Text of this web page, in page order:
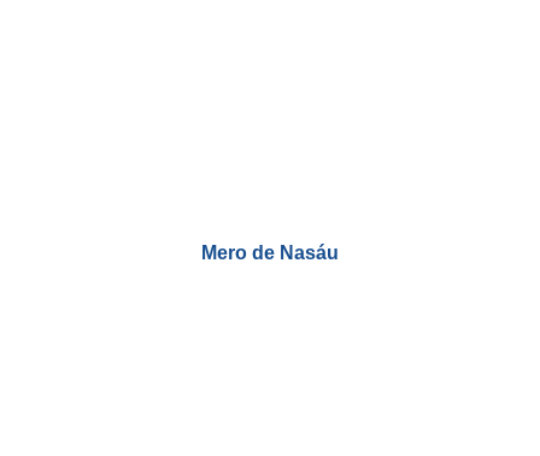
Mero de Nasáu